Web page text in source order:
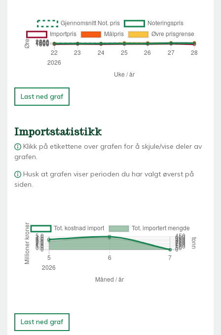
Last ned graf
Importstatistikk
Klikk på etikettene over grafen for å skjule/vise deler av
grafen.
Husk at grafen viser perioden du har valgt øverst på
siden.
Last ned graf